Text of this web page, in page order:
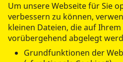
Um unsere Webseite für Sie
verbessern zu können,
kleinen Dateien, die auf Ihrem
vorübergehend abgelegt
Grundfunktionen der